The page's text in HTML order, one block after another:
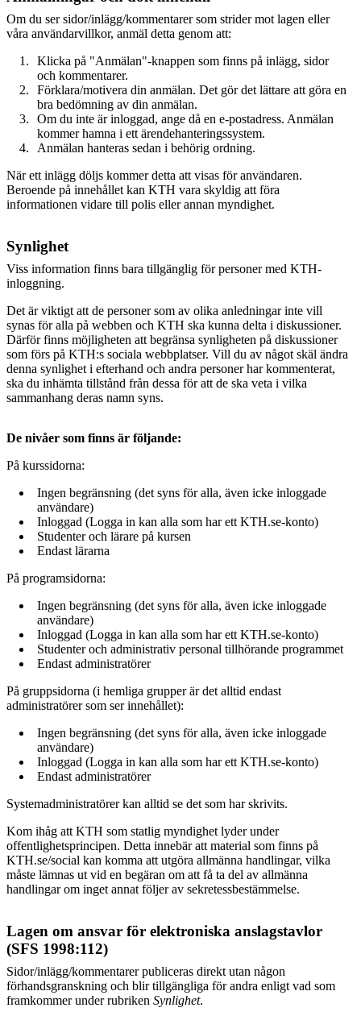
Om du ser sidor/inlägg/kommentarer som strider mot lagen eller
våra användarvillkor, anmäl detta genom att:
Klicka på "Anmälan"-knappen som finns på inlägg, sidor
och kommentarer.
Förklara/motivera din anmälan. Det gör det lättare att göra en
bra bedömning av din anmälan.
Om du inte är inloggad, ange då en e-postadress. Anmälan
kommer hamna i ett ärendehanteringssystem.
Anmälan hanteras sedan i behörig ordning.
När ett inlägg döljs kommer detta att visas för användaren.
Beroende på innehållet kan KTH vara skyldig att föra
informationen vidare till polis eller annan myndighet.
Synlighet
Viss information finns bara tillgänglig för personer med KTH-
inloggning.
Det är viktigt att de personer som av olika anledningar inte vill
synas för alla på webben och KTH ska kunna delta i diskussioner.
Därför finns möjligheten att begränsa synligheten på diskussioner
som förs på KTH:s sociala webbplatser. Vill du av något skäl ändra
denna synlighet i efterhand och andra personer har kommenterat,
ska du inhämta tillstånd från dessa för att de ska veta i vilka
sammanhang deras namn syns.
De nivåer som finns är följande:
På kurssidorna:
Ingen begränsning (det syns för alla, även icke inloggade
användare)
Inloggad (Logga in kan alla som har ett KTH.se-konto)
Studenter och lärare på kursen
Endast lärarna
På programsidorna:
Ingen begränsning (det syns för alla, även icke inloggade
användare)
Inloggad (Logga in kan alla som har ett KTH.se-konto)
Studenter och administrativ personal tillhörande programmet
Endast administratörer
På gruppsidorna (i hemliga grupper är det alltid endast
administratörer som ser innehållet):
Ingen begränsning (det syns för alla, även icke inloggade
användare)
Inloggad (Logga in kan alla som har ett KTH.se-konto)
Endast administratörer
Systemadministratörer kan alltid se det som har skrivits.
Kom ihåg att KTH som statlig myndighet lyder under
offentlighetsprincipen. Detta innebär att material som finns på
KTH.se/social kan komma att utgöra allmänna handlingar, vilka
måste lämnas ut vid en begäran om att få ta del av allmänna
handlingar om inget annat följer av sekretessbestämmelse.
Lagen om ansvar för elektroniska anslagstavlor
(SFS 1998:112)
Sidor/inlägg/kommentarer publiceras direkt utan någon
förhandsgranskning och blir tillgängliga för andra enligt vad som
framkommer under rubriken Synlighet.